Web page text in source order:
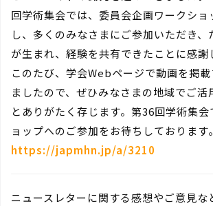
回学術集会では、委員会企画ワークショ
し、多くのみなさまにご参加いただき、
が生まれ、経験を共有できたことに感謝
このたび、学会Webページで動画を掲
ましたので、ぜひみなさまの地域でご活
とありがたく存じます。第36回学術集
ョップへのご参加をお待ちしております。
https://japmhn.jp/a/3210
ニュースレターに関する感想やご意見な